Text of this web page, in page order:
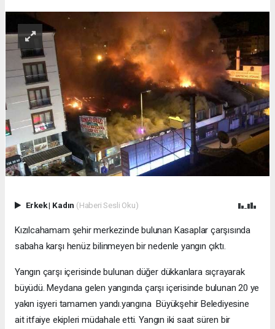
Erkek| Kadın (Haberi Sesli Oku)
Kızılcahamam şehir merkezinde bulunan Kasaplar çarşısında
sabaha karşı henüz bilinmeyen bir nedenle yangın çıktı.
Yangın çarşı içerisinde bulunan düğer dükkanlara sıçrayarak
büyüdü. Meydana gelen yangında çarşı içerisinde bulunan 20 ye
yakın işyeri tamamen yandı.yangına Büyükşehir Belediyesine
ait itfaiye ekipleri müdahale etti. Yangın iki saat süren bir